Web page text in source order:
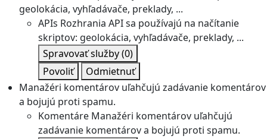
geolokácia, vyhľadávače, preklady, ...
APIs Rozhrania API sa používajú na načítanie
skriptov: geolokácia, vyhľadávače, preklady, ...
Spravovať služby(0)
Povoliť
Odmietnuť
Manažéri komentárov uľahčujú zadávanie komentárov
a bojujú proti spamu.
Komentáre Manažéri komentárov uľahčujú
zadávanie komentárov a bojujú proti spamu.